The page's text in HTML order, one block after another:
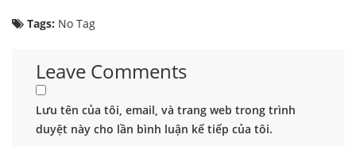
Tags: No Tag
Leave Comments
Lưu tên của tôi, email, và trang web trong trình
duyệt này cho lần bình luận kế tiếp của tôi.